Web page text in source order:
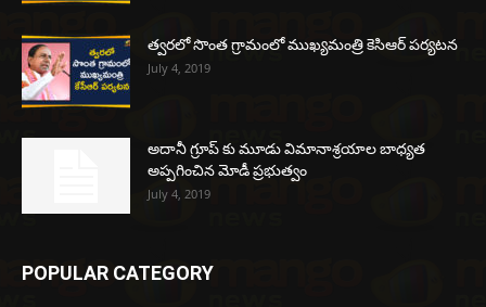
త్వరలో సొంత గ్రామంలో ముఖ్యమంత్రి కెసిఆర్ పర్యటన
July 4, 2019
అదానీ గ్రూప్ కు మూడు విమానాశ్రయాల బాధ్యత
అప్పగించిన మోడీ ప్రభుత్వం
July 4, 2019
POPULAR CATEGORY